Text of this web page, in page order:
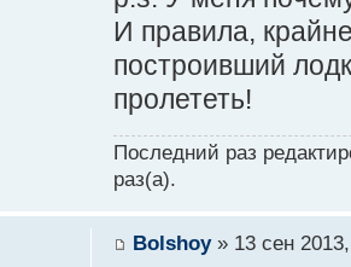
И правила,
построивший
пролететь!
Последний раз
раз(а).
Bolshoy» 13 сен